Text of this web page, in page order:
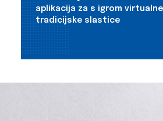
aplikacija za s igrom
tradicijske slastice